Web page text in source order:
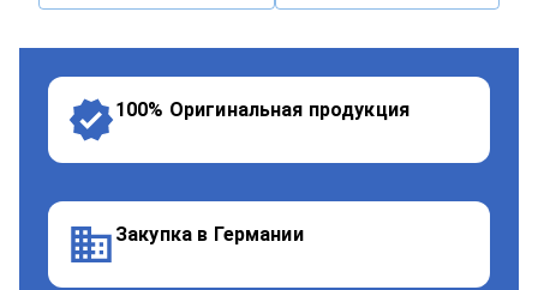
100% Оригинальная продукция
Закупка в Германии